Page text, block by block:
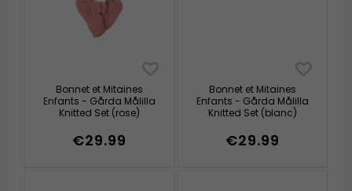
Bonnet et Mitaines
Enfants - Gårda Målilla
Knitted Set (rose)
€29.99
Bonnet et Mitaines
Enfants - Gårda Målilla
Knitted Set (blanc)
€29.99